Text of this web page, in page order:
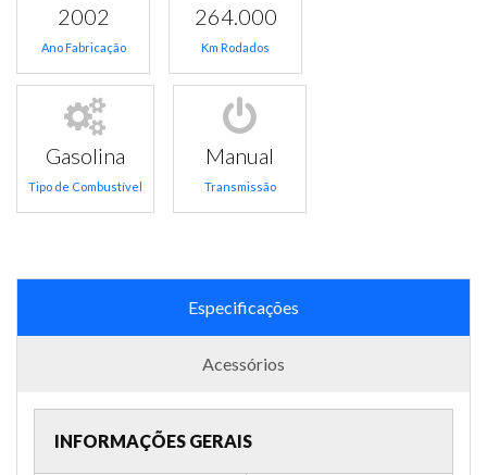
2002
Ano Fabricação
264.000
Km Rodados
Gasolina
Tipo de Combustível
Manual
Transmissão
Especificações
Acessórios
INFORMAÇÕES GERAIS